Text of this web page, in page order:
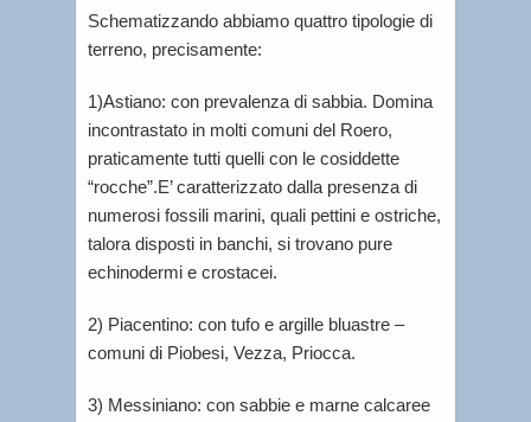
Schematizzando abbiamo quattro tipologie di
terreno, precisamente:
1)Astiano: con prevalenza di sabbia. Domina
incontrastato in molti comuni del Roero,
praticamente tutti quelli con le cosiddette
“rocche”.E’ caratterizzato dalla presenza di
numerosi fossili marini, quali pettini e ostriche,
talora disposti in banchi, si trovano pure
echinodermi e crostacei.
2) Piacentino: con tufo e argille bluastre –
comuni di Piobesi, Vezza, Priocca.
3) Messiniano: con sabbie e marne calcaree